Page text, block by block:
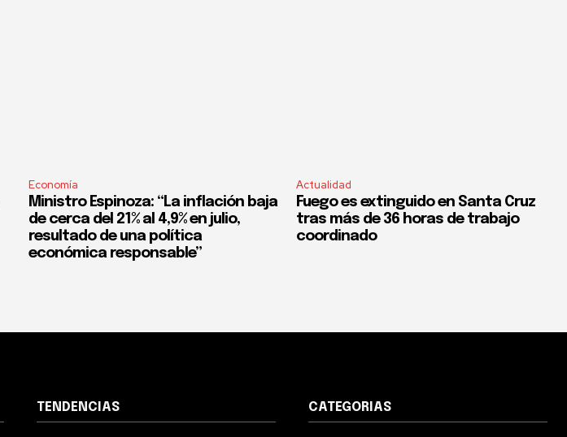
Economía
Ministro Espinoza: “La inflación baja
de cerca del 21% al 4,9% en julio,
resultado de una política
económica responsable”
Actualidad
Fuego es extinguido en Santa Cruz
tras más de 36 horas de trabajo
coordinado
TENDENCIAS CATEGORIAS